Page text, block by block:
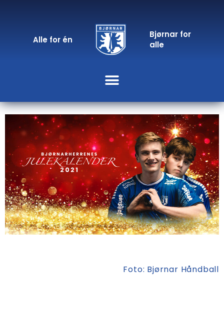
Alle for én
Bjørnar for
alle
Foto: Bjørnar Håndball